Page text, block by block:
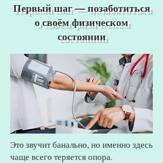
Первый шаг — позаботиться
о своём физическом
состоянии
Это звучит банально, но именно здесь
чаще всего теряется опора.